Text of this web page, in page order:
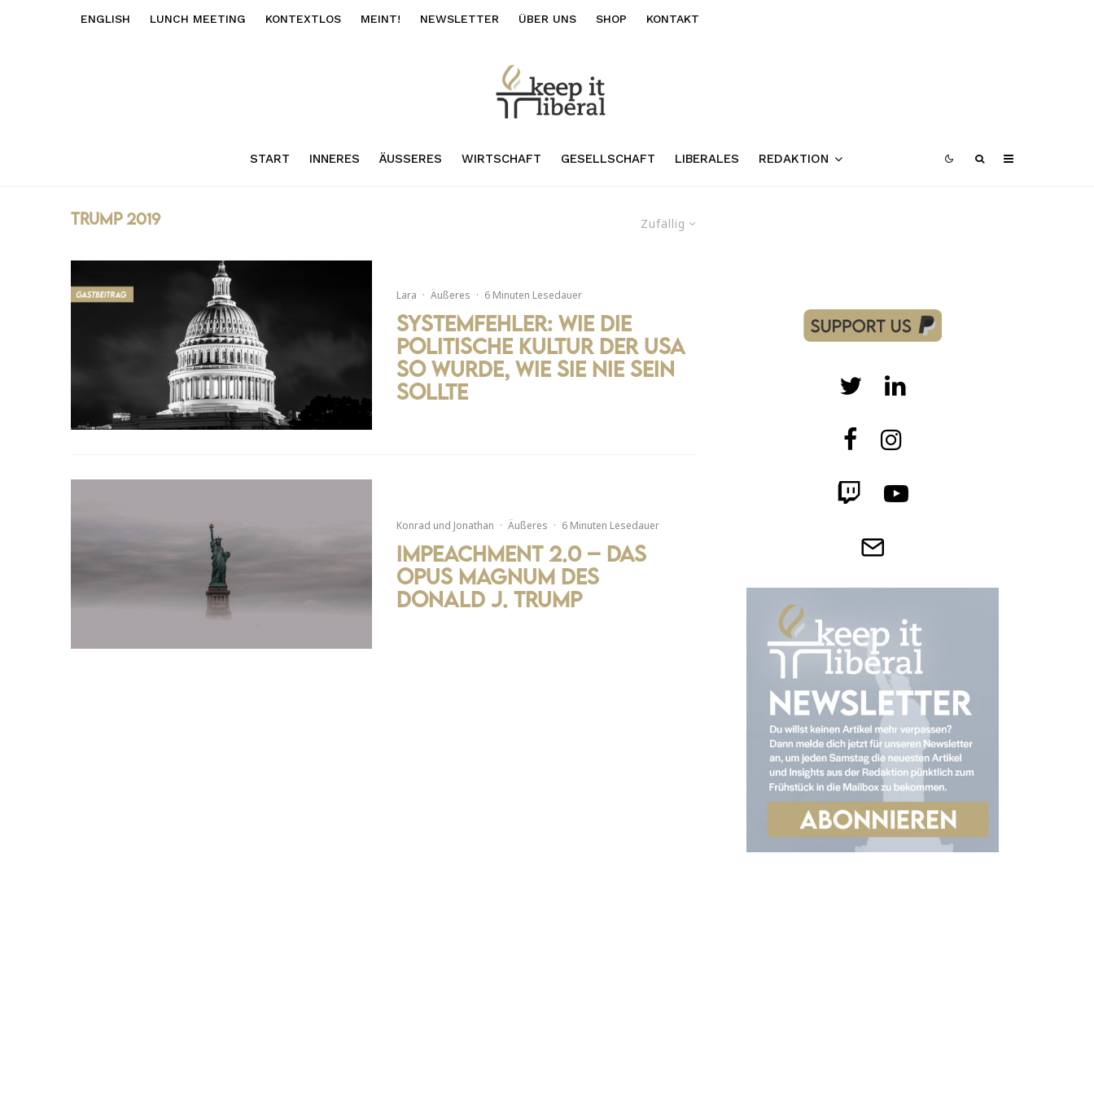
ENGLISH LUNCH MEETING KONTEXTLOS MEINT! NEWSLETTER ÜBER UNS SHOP KONTAKT
START INNERES ÄUSSERES WIRTSCHAFT GESELLSCHAFT LIBERALES REDAKTION
Zufällig
Trump 2019
Lara · Äußeres · 6 Minuten Lesedauer
Systemfehler: Wie die
politische Kultur der USA
so wurde, wie sie nie sein
sollte
Konrad und Jonathan · Äußeres · 6 Minuten Lesedauer
Impeachment 2.0 – Das
Opus Magnum des
Donald J. Trump